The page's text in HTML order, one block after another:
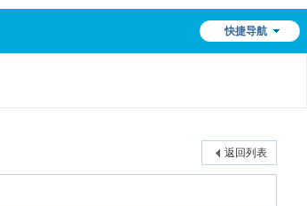
快捷导航
返回列表